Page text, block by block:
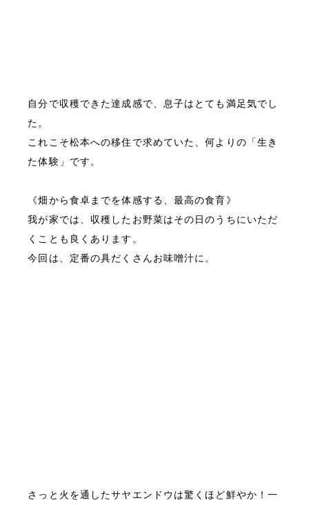
自分で収穫できた達成感で、息子はとても満足気でし
た。
これこそ松本への移住で求めていた、何よりの「生き
た体験」です。
《畑から食卓までを体感する、最高の食育》
我が家では、収穫したお野菜はその日のうちにいただ
くことも良くあります。
今回は、定番の具だくさんお味噌汁に。
さっと火を通したサヤエンドウは驚くほど鮮やか！一